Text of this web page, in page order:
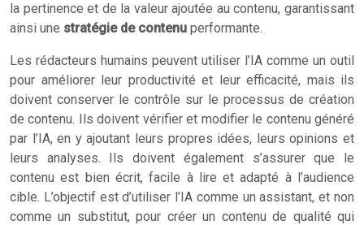
la pertinence et de la valeur ajoutée au contenu, garantissant
ainsi une stratégie de contenu performante.
Les rédacteurs humains peuvent utiliser l’IA comme un outil
pour améliorer leur productivité et leur efficacité, mais ils
doivent conserver le contrôle sur le processus de création
de contenu. Ils doivent vérifier et modifier le contenu généré
par l’IA, en y ajoutant leurs propres idées, leurs opinions et
leurs analyses. Ils doivent également s’assurer que le
contenu est bien écrit, facile à lire et adapté à l’audience
cible. L’objectif est d’utiliser l’IA comme un assistant, et non
comme un substitut, pour créer un contenu de qualité qui